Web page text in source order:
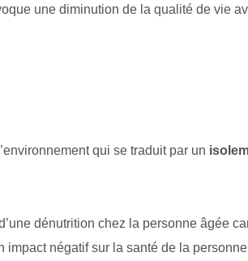
une diminution de la qualité de vie
qui se traduit par un
dénutrition chez la personne âgée
impact négatif sur la santé de la